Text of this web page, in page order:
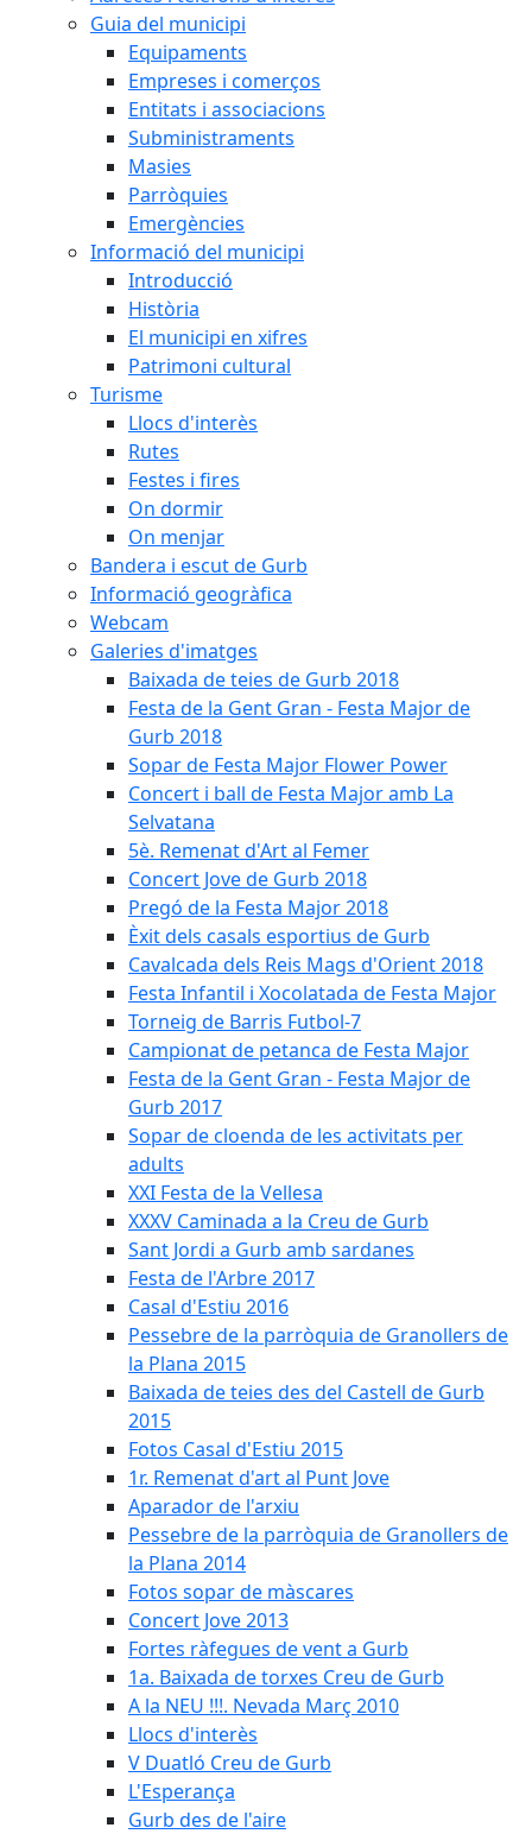
Guia del municipi
Equipaments
Empreses i comerços
Entitats i associacions
Subministraments
Masies
Parròquies
Emergències
Informació del municipi
Introducció
Història
El municipi en xifres
Patrimoni cultural
Turisme
Llocs d'interès
Rutes
Festes i fires
On dormir
On menjar
Bandera i escut de Gurb
Informació geogràfica
Webcam
Galeries d'imatges
Baixada de teies de Gurb 2018
Festa de la Gent Gran - Festa Major de
Gurb 2018
Sopar de Festa Major Flower Power
Concert i ball de Festa Major amb La
Selvatana
5è. Remenat d'Art al Femer
Concert Jove de Gurb 2018
Pregó de la Festa Major 2018
Èxit dels casals esportius de Gurb
Cavalcada dels Reis Mags d'Orient 2018
Festa Infantil i Xocolatada de Festa Major
Torneig de Barris Futbol-7
Campionat de petanca de Festa Major
Festa de la Gent Gran - Festa Major de
Gurb 2017
Sopar de cloenda de les activitats per
adults
XXI Festa de la Vellesa
XXXV Caminada a la Creu de Gurb
Sant Jordi a Gurb amb sardanes
Festa de l'Arbre 2017
Casal d'Estiu 2016
Pessebre de la parròquia de Granollers de
la Plana 2015
Baixada de teies des del Castell de Gurb
2015
Fotos Casal d'Estiu 2015
1r. Remenat d'art al Punt Jove
Aparador de l'arxiu
Pessebre de la parròquia de Granollers de
la Plana 2014
Fotos sopar de màscares
Concert Jove 2013
Fortes ràfegues de vent a Gurb
1a. Baixada de torxes Creu de Gurb
A la NEU !!!. Nevada Març 2010
Llocs d'interès
V Duatló Creu de Gurb
L'Esperança
Gurb des de l'aire